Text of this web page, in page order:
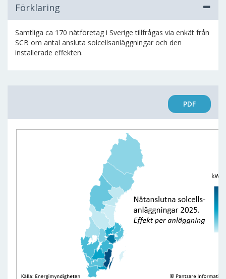
Förklaring
Samtliga ca 170 nätföretag i Sverige tillfrågas via enkät från
SCB om antal ansluta solcellsanläggningar och den
installerade effekten.
PDF